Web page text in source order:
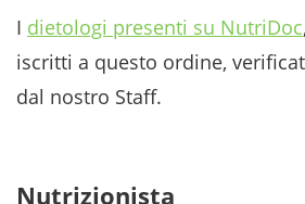
I dietologi presenti su NutriDoc
iscritti a questo ordine,
dal nostro Staff.
Nutrizionista